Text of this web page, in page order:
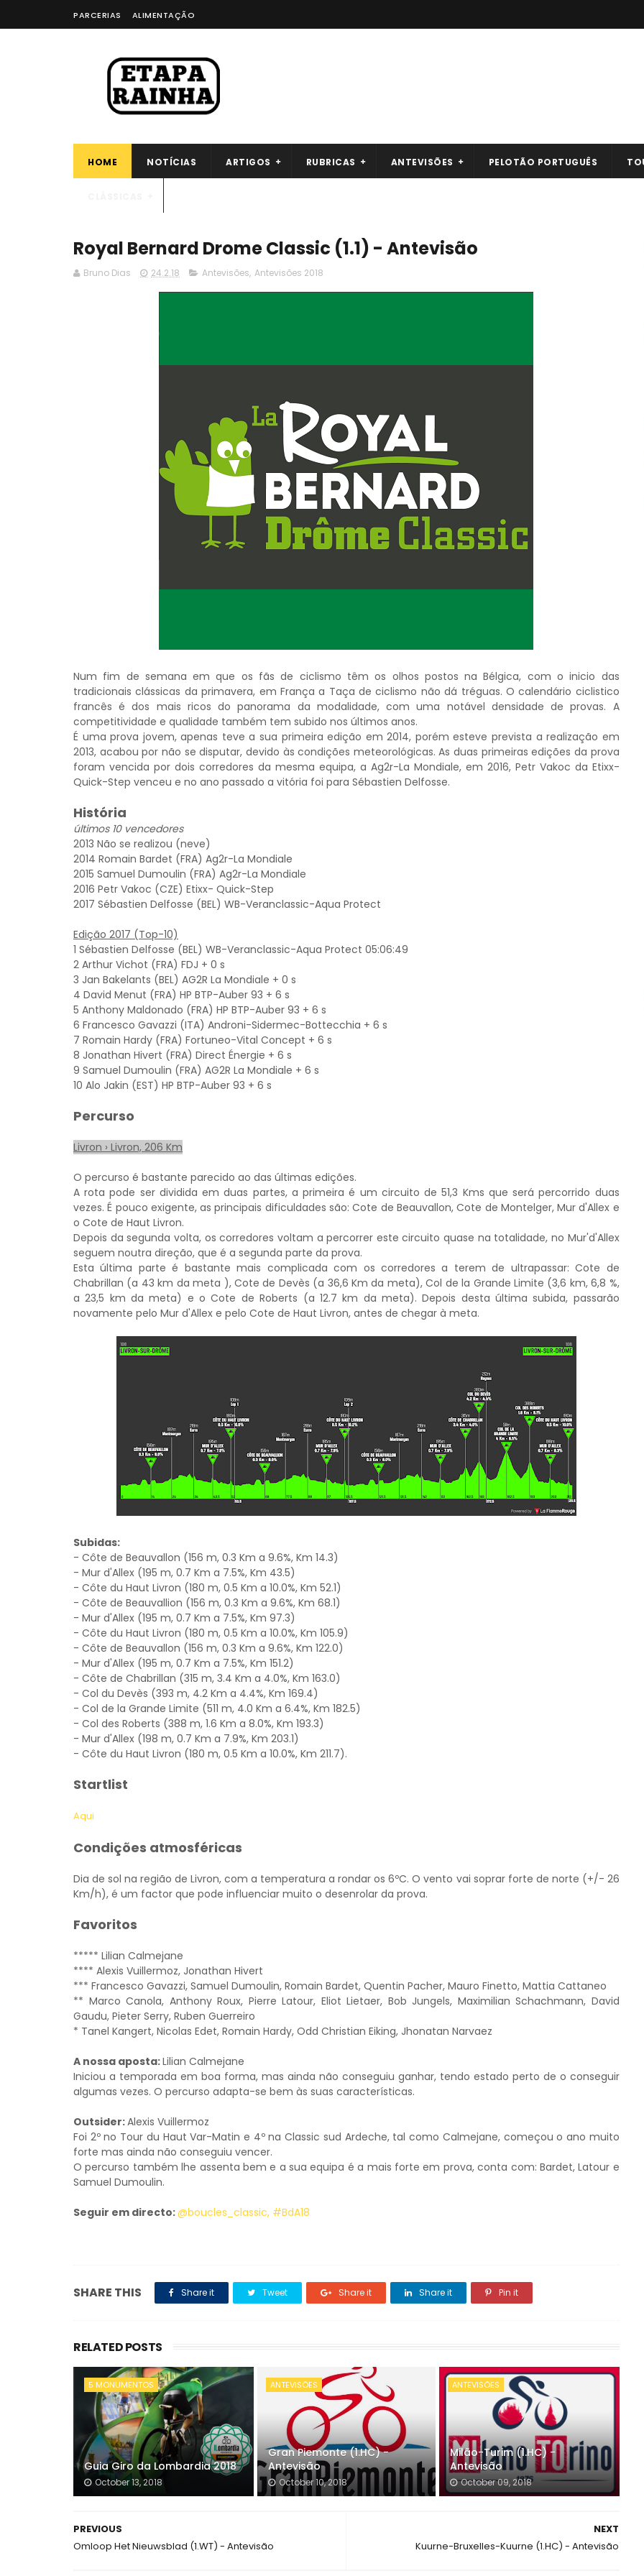
PARCERIAS ALIMENTAÇÃO
HOME NOTÍCIAS ARTIGOS RUBRICAS ANTEVISÕES PELOTÃO PORTUGUÊS
Royal Bernard Drome Classic (1.1) - Antevisão
Bruno Dias 24.2.18 Antevisões, Antevisões 2018
Num fim de semana em que os fãs de ciclismo têm os olhos postos na Bélgica, com o inicio das
tradicionais clássicas da primavera, em França a Taça de ciclismo não dá tréguas. O calendário ciclistico
francês é dos mais ricos do panorama da modalidade, com uma notável densidade de provas. A
competitividade e qualidade também tem subido nos últimos anos.
É uma prova jovem, apenas teve a sua primeira edição em 2014, porém esteve prevista a realização em
2013, acabou por não se disputar, devido às condições meteorológicas. As duas primeiras edições da prova
foram vencida por dois corredores da mesma equipa, a Ag2r-La Mondiale, em 2016, Petr Vakoc da Etixx-
Quick-Step venceu e no ano passado a vitória foi para Sébastien Delfosse.
História
últimos 10 vencedores
2013 Não se realizou (neve)
2014 Romain Bardet (FRA) Ag2r-La Mondiale
2015 Samuel Dumoulin (FRA) Ag2r-La Mondiale
2016 Petr Vakoc (CZE) Etixx- Quick-Step
2017 Sébastien Delfosse (BEL) WB-Veranclassic-Aqua Protect
Edição 2017 (Top-10)
1 Sébastien Delfosse (BEL) WB-Veranclassic-Aqua Protect 05:06:49
2 Arthur Vichot (FRA) FDJ + 0 s
3 Jan Bakelants (BEL) AG2R La Mondiale + 0 s
4 David Menut (FRA) HP BTP-Auber 93 + 6 s
5 Anthony Maldonado (FRA) HP BTP-Auber 93 + 6 s
6 Francesco Gavazzi (ITA) Androni-Sidermec-Bottecchia + 6 s
7 Romain Hardy (FRA) Fortuneo-Vital Concept + 6 s
8 Jonathan Hivert (FRA) Direct Énergie + 6 s
9 Samuel Dumoulin (FRA) AG2R La Mondiale + 6 s
10 Alo Jakin (EST) HP BTP-Auber 93 + 6 s
Percurso
Livron › Livron, 206 Km
O percurso é bastante parecido ao das últimas edições.
A rota pode ser dividida em duas partes, a primeira é um circuito de 51,3 Kms que será percorrido duas
vezes. É pouco exigente, as principais dificuldades são:Cote de Beauvallon, Cote de Montelger, Mur d'Allex e
o Cote de Haut Livron.
Depois da segunda volta, os corredores voltam a percorrer este circuito quase na totalidade, no Mur'd'Allex
seguem noutra direção, que é a segunda parte da prova.
Esta última parte é bastante mais complicada com os corredores a terem de ultrapassar:Cote de
Chabrillan (a 43 km da meta ), Cote de Devès (a 36,6 Km da meta), Col de la Grande Limite (3,6 km, 6,8 %,
a 23,5 km da meta) e o Cote de Roberts (a 12.7 km da meta). Depois desta última subida, passarão
novamente pelo Mur d'Allex e pelo Cote de Haut Livron, antes de chegar à meta.
Subidas:
- Côte de Beauvallon (156 m, 0.3 Km a 9.6%, Km 14.3)
- Mur d'Allex (195 m, 0.7 Km a 7.5%, Km 43.5)
- Côte du Haut Livron (180 m, 0.5 Km a 10.0%, Km 52.1)
- Côte de Beauvallion (156 m, 0.3 Km a 9.6%, Km 68.1)
- Mur d'Allex (195 m, 0.7 Km a 7.5%, Km 97.3)
- Côte du Haut Livron (180 m, 0.5 Km a 10.0%, Km 105.9)
- Côte de Beauvallon (156 m, 0.3 Km a 9.6%, Km 122.0)
- Mur d'Allex (195 m, 0.7 Km a 7.5%, Km 151.2)
- Côte de Chabrillan (315 m, 3.4 Km a 4.0%, Km 163.0)
- Col du Devès (393 m, 4.2 Km a 4.4%, Km 169.4)
- Col de la Grande Limite (511 m, 4.0 Km a 6.4%, Km 182.5)
- Col des Roberts (388 m, 1.6 Km a 8.0%, Km 193.3)
- Mur d'Allex (198 m, 0.7 Km a 7.9%, Km 203.1)
- Côte du Haut Livron (180 m, 0.5 Km a 10.0%, Km 211.7).
Startlist
Aqui
Condições atmosféricas
Dia de sol na região de Livron, com a temperatura a rondar os 6ºC. O vento vai soprar forte de norte (+/- 26
Km/h), é um factor que pode influenciar muito o desenrolar da prova.
Favoritos
***** Lilian Calmejane
**** Alexis Vuillermoz, Jonathan Hivert
*** Francesco Gavazzi, Samuel Dumoulin, Romain Bardet, Quentin Pacher, Mauro Finetto, Mattia Cattaneo
** Marco Canola, Anthony Roux, Pierre Latour, Eliot Lietaer, Bob Jungels, Maximilian Schachmann, David
Gaudu, Pieter Serry, Ruben Guerreiro
* Tanel Kangert, Nicolas Edet, Romain Hardy, Odd Christian Eiking, Jhonatan Narvaez
A nossa aposta:Lilian Calmejane
Iniciou a temporada em boa forma, mas ainda não conseguiu ganhar, tendo estado perto de o conseguir
algumas vezes. O percurso adapta-se bem às suas características.
Outsider:Alexis Vuillermoz
Foi 2º no Tour du Haut Var-Matin e 4º na Classic sud Ardeche, tal como Calmejane, começou o ano muito
forte mas ainda não conseguiu vencer.
O percurso também lhe assenta bem e a sua equipa é a mais forte em prova, conta com: Bardet, Latour e
Samuel Dumoulin.
Seguir em directo:@boucles_classic, #BdA18
SHARE THIS Share it Tweet Share it Share it Pin it
RELATED POSTS
5 MONUMENTOS
Guia Giro da Lombardia 2018
October 13, 2018
ANTEVISÕES
Gran Piemonte (1.HC) -
Antevisão
October 10, 2018
ANTEVISÕES
Milão-Turim (1.HC) -
Antevisão
October 09, 2018
NEXT
Kuurne-Bruxelles-Kuurne (1.HC) - Antevisão
PREVIOUS
Omloop Het Nieuwsblad (1.WT) - Antevisão